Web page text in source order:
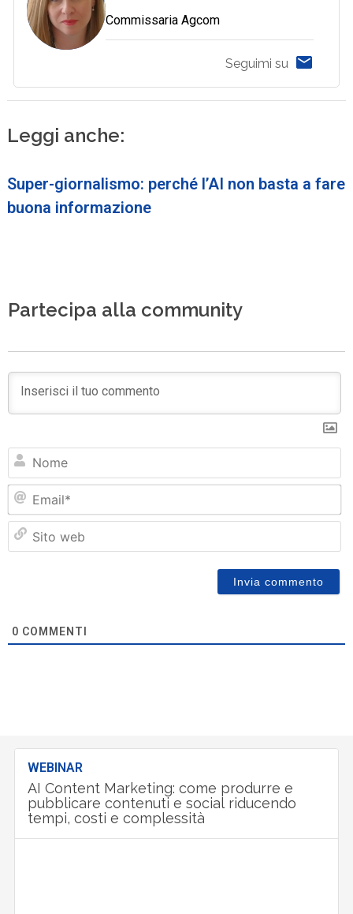
Commissaria Agcom
Seguimi su
Leggi anche:
Super-giornalismo: perché l’AI non basta a fare
buona informazione
Partecipa alla community
0 COMMENTI
WEBINAR
AI Content Marketing: come produrre e
pubblicare contenuti e social riducendo
tempi, costi e complessità